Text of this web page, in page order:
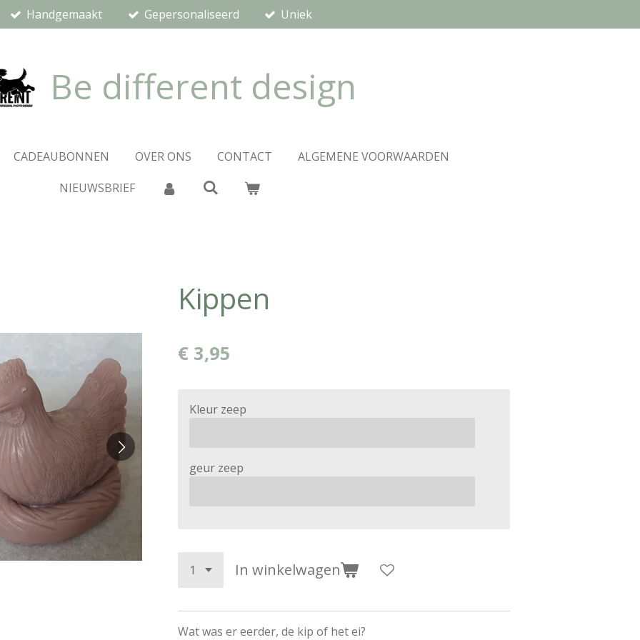
Handgemaakt Gepersonaliseerd Uniek
Be different design
CADEAUBONNEN OVER ONS CONTACT
ALGEMENE VOORWAARDEN
NIEUWSBRIEF
Kippen
€ 3,95
Kleur zeep
geur zeep
In winkelwagen
Wat was er eerder, de kip of het ei?